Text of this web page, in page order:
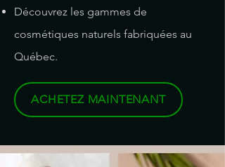
Découvrez les gammes de
cosmétiques naturels fabriquées au
Québec.
ACHETEZ MAINTENANT